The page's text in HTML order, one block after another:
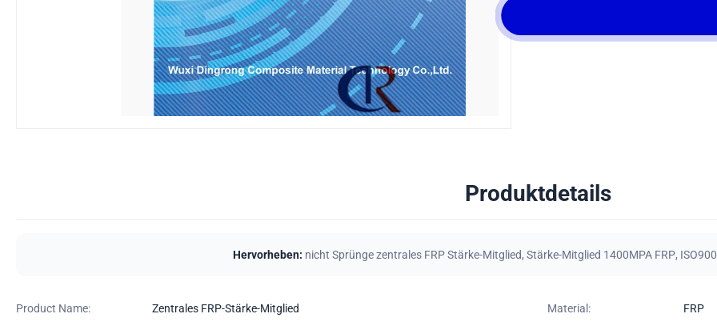
Produktdetails
Hervorheben: nicht Sprünge zentrales FRP Stärke-Mitglied, Stärke-Mitglied 1400MPA FRP,
Product Name: Zentrales FRP-Stärke-Mitglied Material: FRP